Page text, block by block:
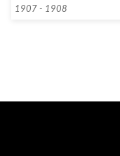
contribució sobre edifiis i
1907 - 1908